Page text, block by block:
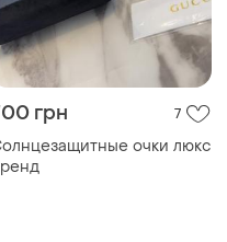
грн 7
очки люкс